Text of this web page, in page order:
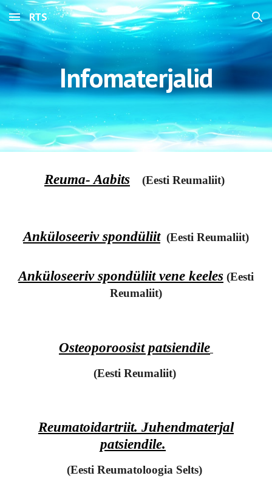
Skip to main content Skip to navigation
RTS
Infomaterjalid
Reuma- Aabits (Eesti Reumaliit)
Anküloseeriv spondüliit (Eesti Reumaliit)
Anküloseeriv spondüliit vene keeles (Eesti
Reumaliit)
Osteoporoosist patsiendile
(Eesti Reumaliit)
Reumatoidartriit. Juhendmaterjal
patsiendile.
(Eesti Reumatoloogia Selts)